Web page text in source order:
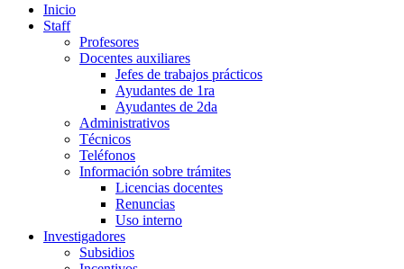
Inicio
Staff
Profesores
Docentes auxiliares
Jefes de trabajos prácticos
Ayudantes de 1ra
Ayudantes de 2da
Administrativos
Técnicos
Teléfonos
Información sobre trámites
Licencias docentes
Renuncias
Uso interno
Investigadores
Subsidios